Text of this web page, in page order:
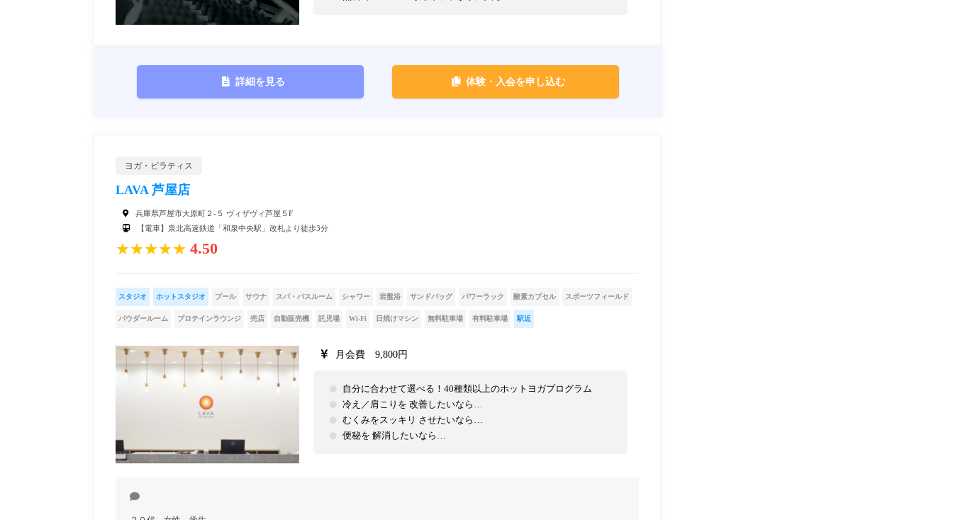
詳細を見る 体験・入会を申し込む
ヨガ・ピラティス
LAVA 芦屋店
兵庫県芦屋市大原町２‐５ ヴィザヴィ芦屋５F
【電車】泉北高速鉄道「和泉中央駅」改札より徒歩3分
★★★★★ 4.50
スタジオ ホットスタジオ プール サウナ スパ・バスルーム シャワー 岩盤浴 サンドバッグ パワーラック 酸素カプセル スポーツフィールド
パウダールーム プロテインラウンジ 売店 自動販売機 託児場 Wi-Fi 日焼けマシン 無料駐車場 有料駐車場 駅近
月会費 9,800円
自分に合わせて選べる！40種類以上のホットヨガプログラム
冷え／肩こりを 改善したいなら…
むくみをスッキリ させたいなら…
便秘を 解消したいなら…